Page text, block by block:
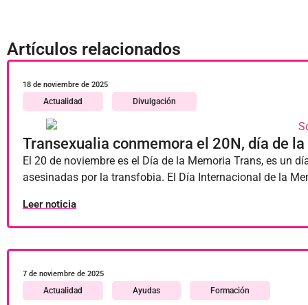
Artículos relacionados
18 de noviembre de 2025
Actualidad Divulgación
Transexualia conmemora el 20N, día de
El 20 de noviembre es el Día de la Memoria Trans, es un
asesinadas por la transfobia. El Día Internacional de la
Leer noticia
7 de noviembre de 2025
Actualidad Ayudas Formación